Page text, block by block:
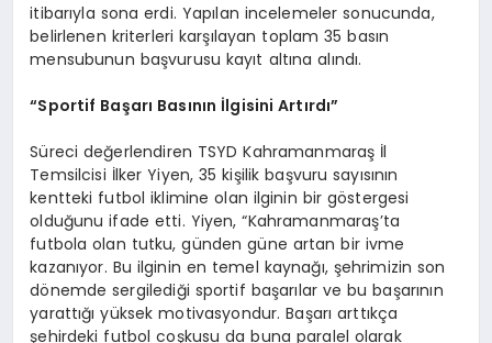
itibarıyla sona erdi. Yapılan incelemeler sonucunda,
belirlenen kriterleri karşılayan toplam 35 basın
mensubunun başvurusu kayıt altına alındı.
“Sportif Başarı Basının İlgisini Artırdı”
Süreci değerlendiren TSYD Kahramanmaraş İl
Temsilcisi İlker Yiyen, 35 kişilik başvuru sayısının
kentteki futbol iklimine olan ilginin bir göstergesi
olduğunu ifade etti. Yiyen, “Kahramanmaraş’ta
futbola olan tutku, günden güne artan bir ivme
kazanıyor. Bu ilginin en temel kaynağı, şehrimizin son
dönemde sergilediği sportif başarılar ve bu başarının
yarattığı yüksek motivasyondur. Başarı arttıkça
şehirdeki futbol coşkusu da buna paralel olarak